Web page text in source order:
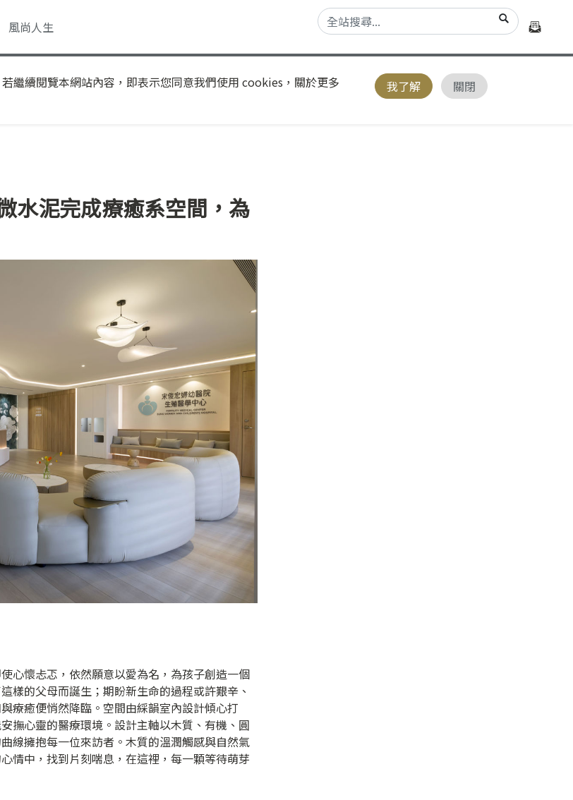
風尚人生
繼續閱覽本網站內容，即表示您同意我們使用 cookies，關於更多
我了解 關閉
水泥完成療癒系空間，為
心懷忐忑，依然願意以愛為名，為孩子創造一個
樣的父母而誕生；期盼新生命的過程或許艱辛、
療癒便悄然降臨。空間由綵韻室內設計傾心打
撫心靈的醫療環境。設計主軸以木質、有機、圓
線擁抱每一位來訪者。木質的溫潤觸感與自然氣
情中，找到片刻喘息，在這裡，每一顆等待萌芽